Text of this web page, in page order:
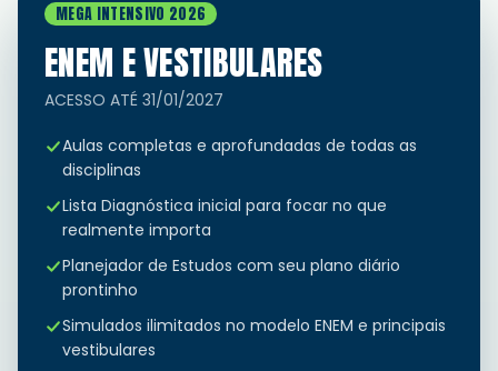
MEGA INTENSIVO 2026
ENEM E VESTIBULARES
ACESSO ATÉ 31/01/2027
Aulas completas e aprofundadas de todas as
disciplinas
Lista Diagnóstica inicial para focar no que
realmente importa
Planejador de Estudos com seu plano diário
prontinho
Simulados ilimitados no modelo ENEM e principais
vestibulares